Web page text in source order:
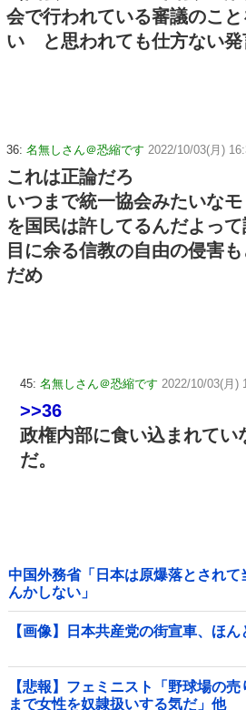
会で行われている審議のこ
い と思われても仕方ない発
36: 名無しさん＠恐縮です 2022/10/03(月)
これは正論だろ
いつまで統一協会みたいな
を国民は許してるんだよっ
目に余る信教の自由の侵害
だめ
45: 名無しさん＠恐縮です 2022/10/03(月)
>>36
政権内部に食い込まれてい
だ。
中国外務省「日本は原爆落とされ
んかしない」
【画像】日本共産党の街宣車、ほ
【悲報】フェミニスト「野球場の
まで女性を奴隷扱いする気だ」他